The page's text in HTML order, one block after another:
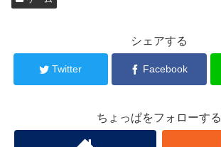
シェアする
Twitter Facebook
ちょっぱをフォローする